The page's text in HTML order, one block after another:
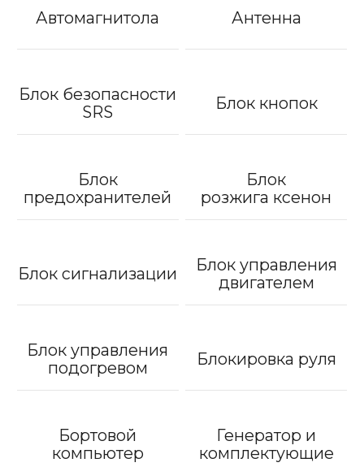
Автомагнитола Антенна
Блок безопасности
SRS
Блок кнопок
Блок
предохранителей
Блок
розжига ксенон
Блок сигнализации
Блок управления
двигателем
Блок управления
подогревом
Блокировка руля
Бортовой
компьютер
Генератор и
комплектующие